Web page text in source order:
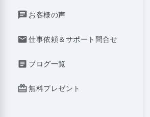
chat お客様の声
mail仕事依頼＆サポート問合せ
article ブログ一覧
redeem無料プレゼント